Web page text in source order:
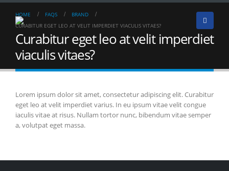
HOME FAQS
BRAND
CURABITUR EGET LEO AT VELIT IMPERDIET VIACULIS VITAES?
Curabitur eget leo at velit imperdiet
viaculis vitaes?
Lorem ipsum dolor sit amet, consectetur adipiscing elit. Curabitur
eget leo at velit imperdiet varius. In eu ipsum vitae velit congue
iaculis vitae at risus. Nullam tortor nunc, bibendum vitae semper
a, volutpat eget massa.